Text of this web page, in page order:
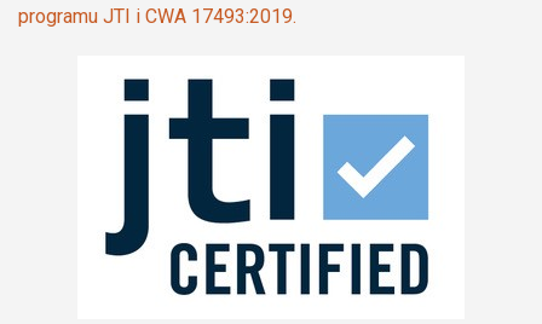
programu JTI i CWA 17493:2019.